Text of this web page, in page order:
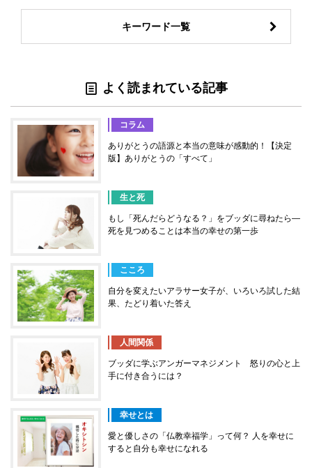
キーワード一覧
よく読まれている記事
コラム
ありがとうの語源と本当の意味が感動的！【決定
版】ありがとうの「すべて」
生と死
もし「死んだらどうなる？」をブッダに尋ねたら―
死を見つめることは本当の幸せの第一歩
こころ
自分を変えたいアラサー女子が、いろいろ試した結
果、たどり着いた答え
人間関係
ブッダに学ぶアンガーマネジメント 怒りの心と上
手に付き合うには？
幸せとは
愛と優しさの「仏教幸福学」って何？ 人を幸せに
すると自分も幸せになれる